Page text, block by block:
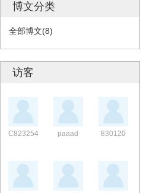
博文分类
全部博文(8)
访客
C82325432 paaad 830120